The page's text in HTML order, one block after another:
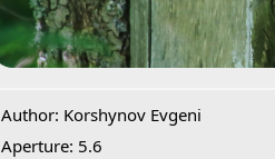
Author: Korshynov Evgeni
Aperture: 5.6